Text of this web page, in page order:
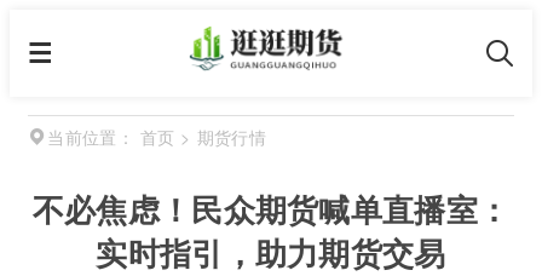
当前位置： 首页 > 期货行情
不必焦虑！民众期货喊单直播室：
实时指引，助力期货交易